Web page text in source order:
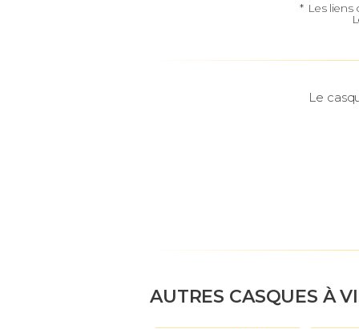
* Les liens
Le
AUTRES CASQUES À